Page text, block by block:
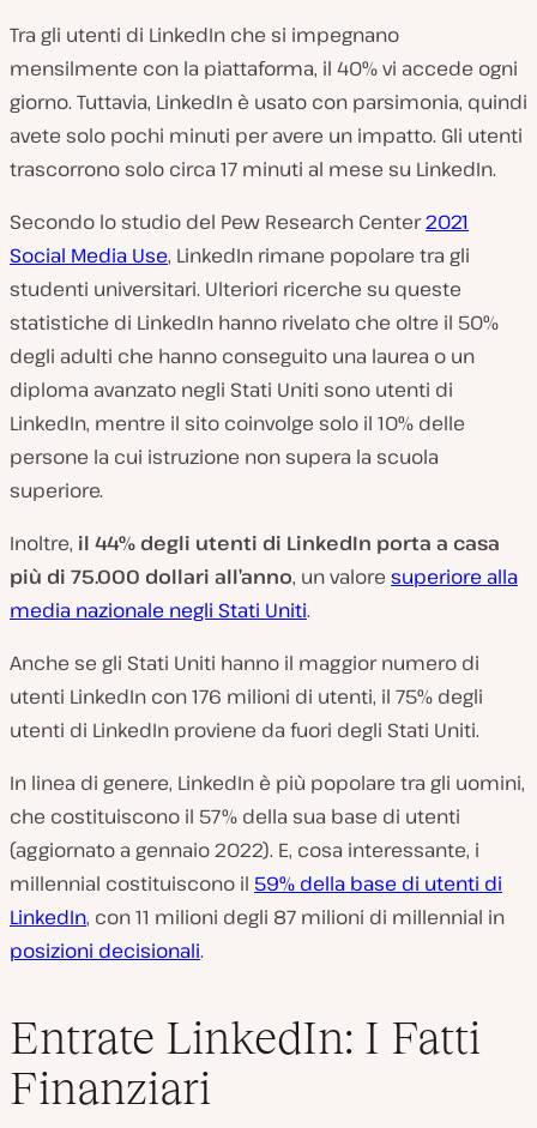
Tra gli utenti di LinkedIn che si impegnano
mensilmente con la piattaforma, il 40% vi accede ogni
giorno. Tuttavia, LinkedIn è usato con parsimonia, quindi
avete solo pochi minuti per avere un impatto. Gli utenti
trascorrono solo circa 17 minuti al mese su LinkedIn.
Secondo lo studio del Pew Research Center2021
Social Media Use, LinkedIn rimane popolare tra gli
studenti universitari. Ulteriori ricerche su queste
statistiche di LinkedIn hanno rivelato che oltre il 50%
degli adulti che hanno conseguito una laurea o un
diploma avanzato negli Stati Uniti sono utenti di
LinkedIn, mentre il sito coinvolge solo il 10% delle
persone la cui istruzione non supera la scuola
superiore.
Inoltre, il 44% degli utenti di LinkedIn porta a casa
più di 75.000 dollari all’anno, un valore superiore alla
media nazionale negli Stati Uniti.
Anche se gli Stati Uniti hanno il maggior numero di
utenti LinkedIn con 176 milioni di utenti, il 75% degli
utenti di LinkedIn proviene da fuori degli Stati Uniti.
In linea di genere, LinkedIn è più popolare tra gli uomini,
che costituiscono il 57% della sua base di utenti
(aggiornato a gennaio 2022). E, cosa interessante, i
millennial costituiscono il 59% della base di utenti di
LinkedIn, con 11 milioni degli 87 milioni di millennial in
posizioni decisionali.
Entrate LinkedIn: I Fatti
Finanziari